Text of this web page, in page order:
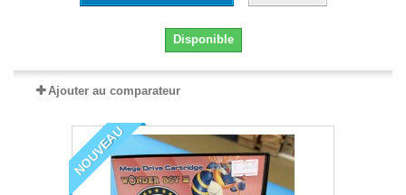
Disponible
Ajouter au comparateur
NOUVEAU